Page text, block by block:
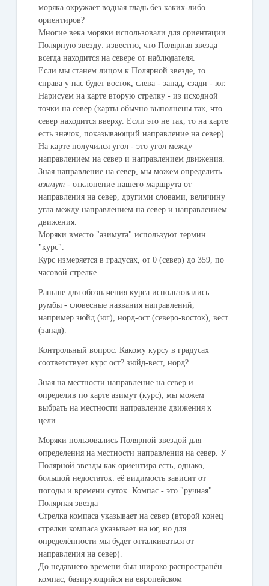
моряка окружает водная гладь без каких-либо
ориентиров?
Многие века моряки использовали для ориентации
Полярную звезду: известно, что Полярная звезда
всегда находится на севере от наблюдателя.
Если мы станем лицом к Полярной звезде, то
справа у нас будет восток, слева - запад, сзади - юг.
Нарисуем на карте вторую стрелку - из исходной
точки на север (карты обычно выполнены так, что
север находится вверху. Если это не так, то на карте
есть значок, показывающий направление на север).
На карте получился угол - это угол между
направлением на север и направлением движения.
Зная направление на север, мы можем определить
азимут - отклонение нашего маршрута от
направления на север, другими словами, величину
угла между направлением на север и направлением
движения.
Моряки вместо "азимута" используют термин
"курс".
Курс измеряется в градусах, от 0 (север) до 359, по
часовой стрелке.
Раньше для обозначения курса использовались
румбы - словесные названия направлений,
например зюйд (юг), норд-ост (северо-восток), вест
(запад).
Контрольный вопрос: Какому курсу в градусах
соответствует курс ост? зюйд-вест, норд?
Зная на местности направление на север и
определив по карте азимут (курс), мы можем
выбрать на местности направление движения к
цели.
Моряки пользовались Полярной звездой для
определения на местности направления на север. У
Полярной звезды как ориентира есть, однако,
большой недостаток: её видимость зависит от
погоды и времени суток. Компас - это "ручная"
Полярная звезда
Стрелка компаса указывает на север (второй конец
стрелки компаса указывает на юг, но для
определённости мы будет отталкиваться от
направления на север).
До недавнего времени был широко распространён
компас, базирующийся на европейском